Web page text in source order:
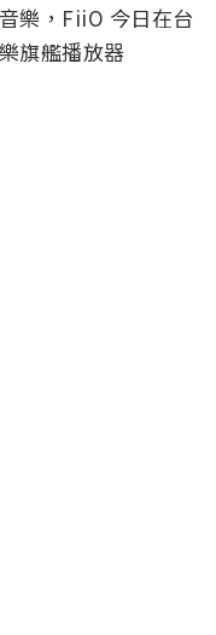
樂，FiiO 今日在台
旗艦播放器